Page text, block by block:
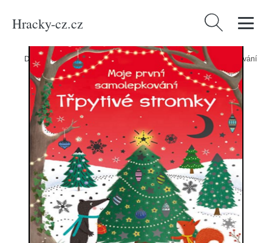
Hracky-cz.cz Vyhledávání
Domů / Produkty/Média/ Třpytivé stromky - moje první samolepkování